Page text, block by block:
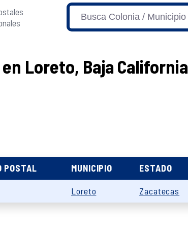
Loreto, Baja California
POSTAL MUNICIPIO ESTADO
Loreto Zacatecas